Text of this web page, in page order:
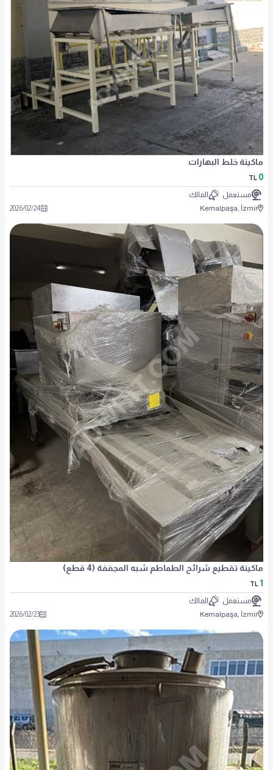
ماكينة خلط البهارات
0
TL
مستعمل
المالك
Kemalpaşa, İzmir
2026/02/24
ماكينة تقطيع شرائح الطماطم شبه المجففة (4 قطع)
1
TL
مستعمل
المالك
Kemalpaşa, İzmir
2026/02/23